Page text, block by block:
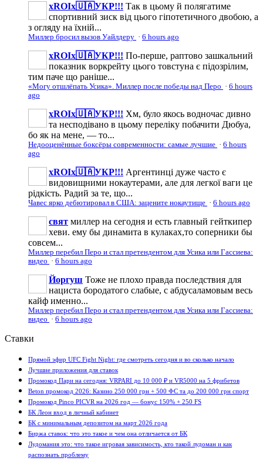
xROIx🇺🇦УКР!!! Так в цьому й полягатиме
спортивний зиск від цього гіпотетичного двобою, а
з огляду на їхній...
Миллер бросил вызов Уайлдеру · 6 hours ago
xROIx🇺🇦УКР!!! По-перше, раптово зашкальний
показник воркрейту цього товстуна є підозрілим,
тим паче що раніше...
«Могу отшлёпать Усика». Миллер после победы над Перо · 6 hours
ago
xROIx🇺🇦УКР!!! Хм, було якось водночас дивно
та несподівано в цьому переліку побачити Дюбуа,
бо як на мене, — то...
Недооценённые боксёры современности: самые лучшие · 6 hours
ago
xROIx🇺🇦УКР!!! Аргентинці дуже часто є
видовищними нокаутерами, але для легкої ваги це
рідкість. Радий за те, що...
Чавес ярко дебютировал в США: зацените нокаутище · 6 hours ago
свят миллер на сегодня и есть главный гейткипер
хеви. ему бы динамита в кулаках,то соперники бы
совсем...
Миллер перебил Перо и стал претендентом для Усика или Гассиева:
видео · 6 hours ago
Йоргуш Тоже не плохо правда последствия для
нациста бородатого слабые, с абдусаламовым весь
кайф именно...
Миллер перебил Перо и стал претендентом для Усика или Гассиева:
видео · 6 hours ago
Ставки
Прямой эфир UFC Fight Night: где смотреть сегодня и во сколько начало
Лучшие приложения для ставок
Промокод Пари на сегодня: VRPARI до 10 000 ₽ и VR5000 на 5 фрибетов
Beton промокод 2026: Казино 250 000 грн + 500 ФС та до 200 000 грн спорт
Промокод Pinco PICVR на 2026 год — бонус 150% + 250 FS
БК Леон вход в личный кабинет
БК с минимальным депозитом на март 2026 года
Биржа ставок: что это такое и чем она отличается от БК
Лудомания это: что такое игровая зависимость, кто такой лудоман и как
распознать проблему